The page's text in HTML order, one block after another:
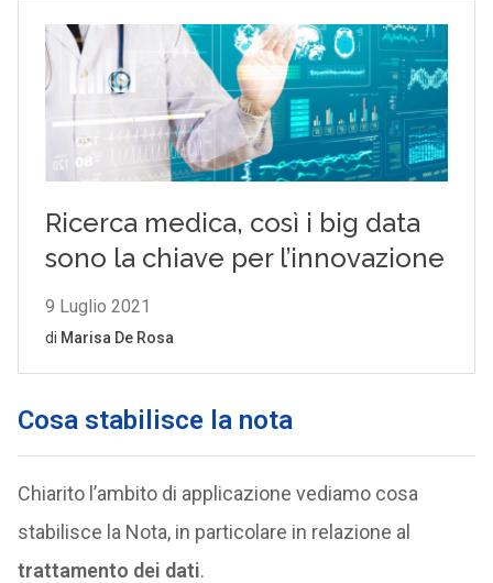
Cosa stabilisce la nota
Chiarito l’ambito di applicazione vediamo cosa
stabilisce la Nota, in particolare in relazione al
trattamento dei dati.